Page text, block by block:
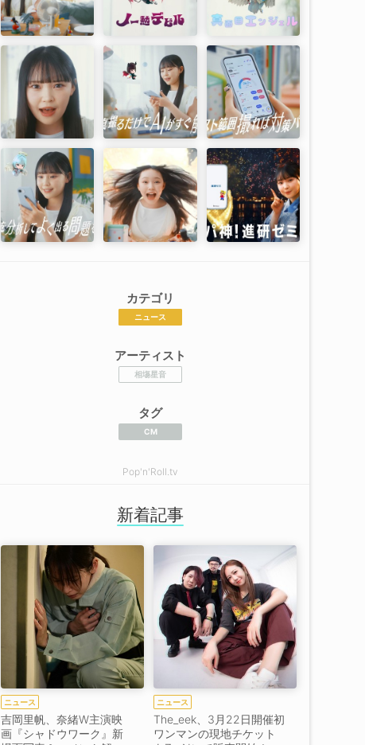
カテゴリ
ニュース
アーティスト
相塲星音
タグ
CM
Pop'n'Roll.tv
新着記事
ニュース
吉岡里帆、奈緒W主演映
画『シャドウワーク』新
ニュース
The_eek、3月22日開催初
ワンマンの現地チケット